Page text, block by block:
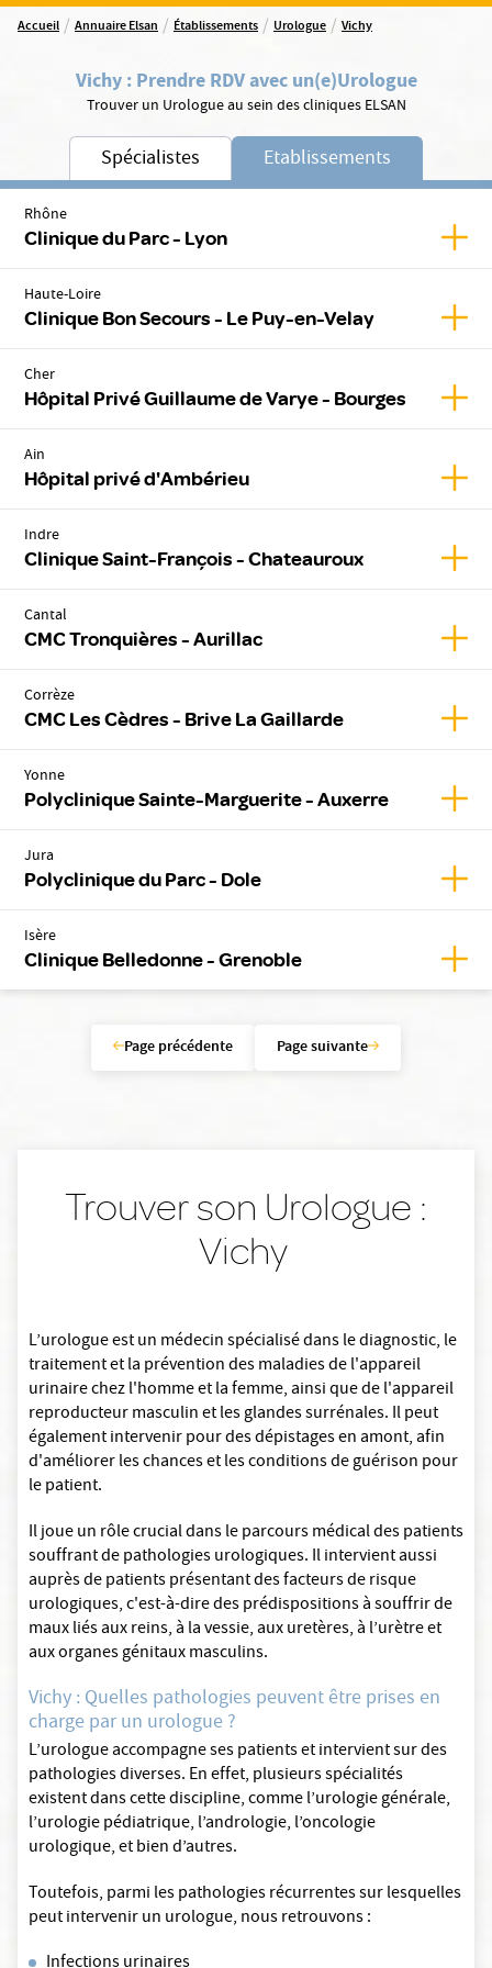
Accueil / Annuaire Elsan / Établissements / Urologue / Vichy
Vichy: Prendre RDV avec un(e)Urologue
Trouver un Urologue au sein des cliniques ELSAN
Spécialistes Etablissements
Rhône
Clinique du Parc - Lyon
Haute-Loire
Clinique Bon Secours - Le Puy-en-Velay
Cher
Hôpital Privé Guillaume de Varye - Bourges
Ain
Hôpital privé d'Ambérieu
Indre
Clinique Saint-François - Chateauroux
Cantal
CMC Tronquières - Aurillac
Corrèze
CMC Les Cèdres - Brive La Gaillarde
Yonne
Polyclinique Sainte-Marguerite - Auxerre
Jura
Polyclinique du Parc - Dole
Isère
Clinique Belledonne - Grenoble
Page précédente Page suivante
Trouver son Urologue :
Vichy
L’urologue est un médecin spécialisé dans le diagnostic, le
traitement et la prévention des maladies de l'appareil
urinaire chez l'homme et la femme, ainsi que de l'appareil
reproducteur masculin et les glandes surrénales. Il peut
également intervenir pour des dépistages en amont, afin
d'améliorer les chances et les conditions de guérison pour
le patient.
Il joue un rôle crucial dans le parcours médical des patients
souffrant de pathologies urologiques. Il intervient aussi
auprès de patients présentant des facteurs de risque
urologiques, c'est-à-dire des prédispositions à souffrir de
maux liés aux reins, à la vessie, aux uretères, à l’urètre et
aux organes génitaux masculins.
Vichy : Quelles pathologies peuvent être prises en
charge par un urologue ?
L’urologue accompagne ses patients et intervient sur des
pathologies diverses. En effet, plusieurs spécialités
existent dans cette discipline, comme l’urologie générale,
l’urologie pédiatrique, l’andrologie, l’oncologie
urologique, et bien d’autres.
Toutefois, parmi les pathologies récurrentes sur lesquelles
peut intervenir un urologue, nous retrouvons :